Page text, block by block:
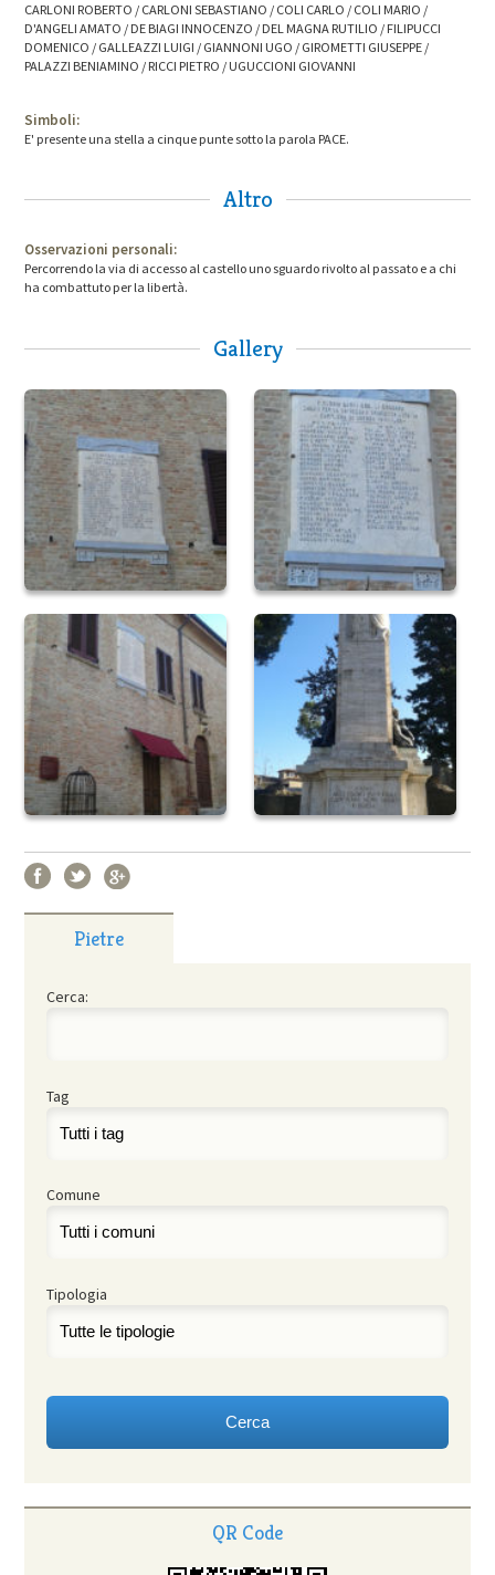
CARLONI ROBERTO / CARLONI SEBASTIANO / COLI CARLO / COLI MARIO /
D'ANGELI AMATO / DE BIAGI INNOCENZO / DEL MAGNA RUTILIO / FILIPUCCI
DOMENICO / GALLEAZZI LUIGI / GIANNONI UGO / GIROMETTI GIUSEPPE /
PALAZZI BENIAMINO / RICCI PIETRO / UGUCCIONI GIOVANNI
Simboli:
E' presente una stella a cinque punte sotto la parola PACE.
Altro
Osservazioni personali:
Percorrendo la via di accesso al castello uno sguardo rivolto al passato e a chi
ha combattuto per la libertà.
Gallery
Pietre
Cerca:
Tag
Comune
Tipologia
QR Code